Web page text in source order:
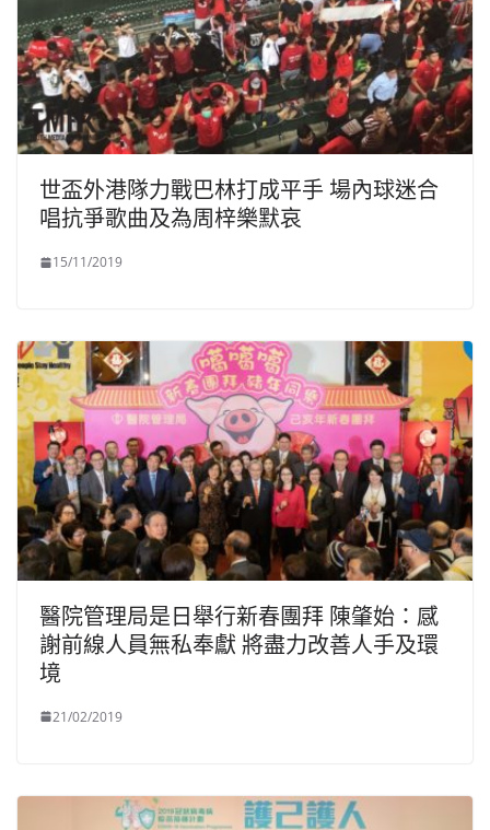
世盃外港隊力戰巴林打成平手 場內球迷合
唱抗爭歌曲及為周梓樂默哀
15/11/2019
醫院管理局是日舉行新春團拜 陳肇始：感
謝前線人員無私奉獻 將盡力改善人手及環
境
21/02/2019